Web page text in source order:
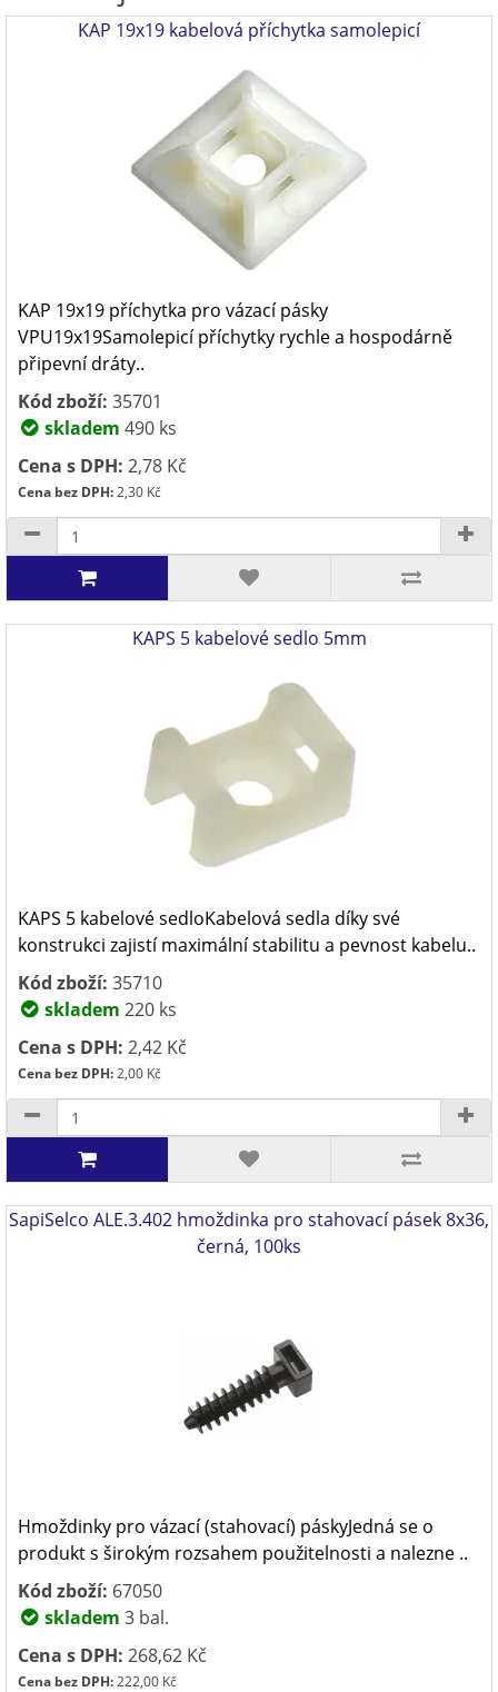
KAP 19x19 kabelová příchytka samolepicí
KAP 19x19 příchytka pro vázací pásky
VPU19x19Samolepicí příchytky rychle a hospodárně
připevní dráty..
Kód zboží: 35701
skladem 490 ks
Cena s DPH: 2,78 Kč
Cena bez DPH:2,30 Kč
KAPS 5 kabelové sedlo 5mm
KAPS 5 kabelové sedloKabelová sedla díky své
konstrukci zajistí maximální stabilitu a pevnost kabelu..
Kód zboží: 35710
skladem 220 ks
Cena s DPH: 2,42 Kč
Cena bez DPH:2,00 Kč
SapiSelco ALE.3.402 hmoždinka pro stahovací pásek 8x36,
černá, 100ks
Hmoždinky pro vázací (stahovací) páskyJedná se o
produkt s širokým rozsahem použitelnosti a nalezne ..
Kód zboží: 67050
skladem 3 bal.
Cena s DPH: 268,62 Kč
Cena bez DPH:222,00 Kč